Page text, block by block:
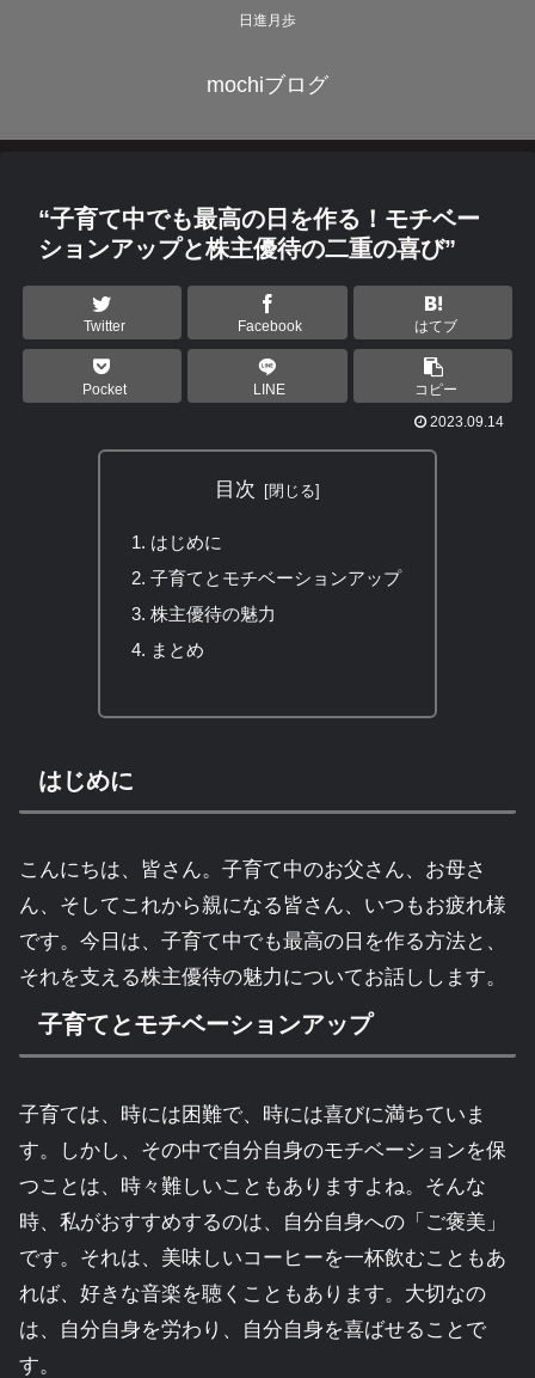
日進月歩
mochiブログ
“子育て中でも最高の日を作る！モチベー
ションアップと株主優待の二重の喜び”
Twitter Facebook はてブ
Pocket LINE
コピー
2023.09.14
目次
はじめに
子育てとモチベーションアップ
株主優待の魅力
まとめ
はじめに
こんにちは、皆さん。子育て中のお父さん、お母さ
ん、そしてこれから親になる皆さん、いつもお疲れ様
です。今日は、子育て中でも最高の日を作る方法と、
それを支える株主優待の魅力についてお話しします。
子育てとモチベーションアップ
子育ては、時には困難で、時には喜びに満ちていま
す。しかし、その中で自分自身のモチベーションを保
つことは、時々難しいこともありますよね。そんな
時、私がおすすめするのは、自分自身への「ご褒美」
です。それは、美味しいコーヒーを一杯飲むこともあ
れば、好きな音楽を聴くこともあります。大切なの
は、自分自身を労わり、自分自身を喜ばせることで
す。